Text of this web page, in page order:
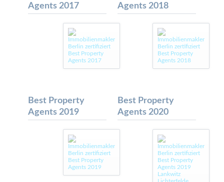
Agents 2017
Agents 2018
Best Property
Agents 2019
Best Property
Agents 2020